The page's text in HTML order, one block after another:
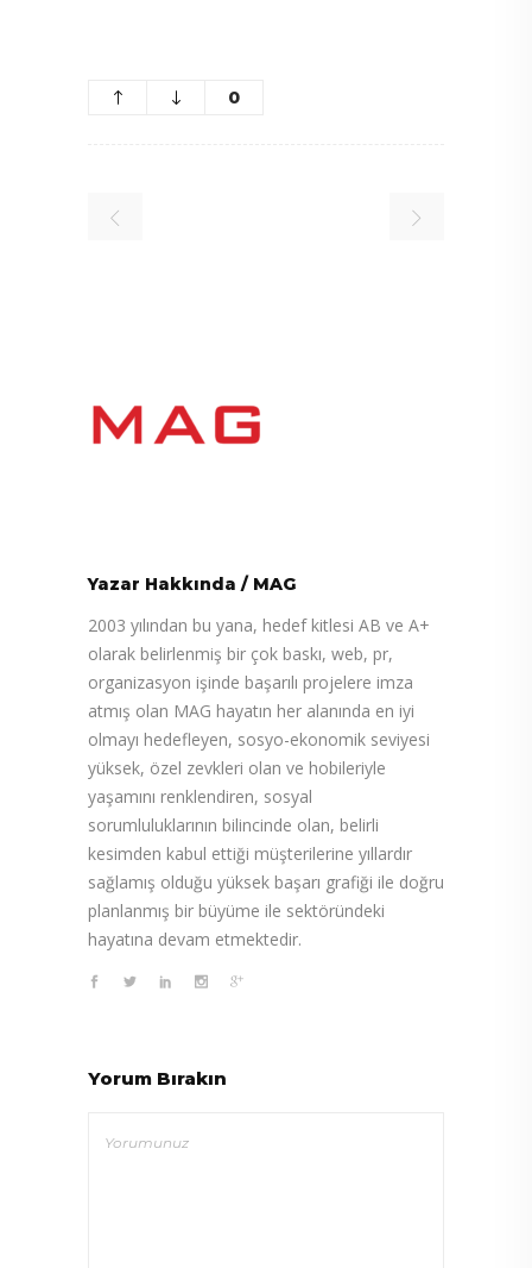
0
Yazar Hakkında / MAG
2003 yılından bu yana, hedef kitlesi AB ve A+
olarak belirlenmiş bir çok baskı, web, pr,
organizasyon işinde başarılı projelere imza
atmış olan MAG hayatın her alanında en iyi
olmayı hedefleyen, sosyo-ekonomik seviyesi
yüksek, özel zevkleri olan ve hobileriyle
yaşamını renklendiren, sosyal
sorumluluklarının bilincinde olan, belirli
kesimden kabul ettiği müşterilerine yıllardır
sağlamış olduğu yüksek başarı grafiği ile doğru
planlanmış bir büyüme ile sektöründeki
hayatına devam etmektedir.
Yorum Bırakın